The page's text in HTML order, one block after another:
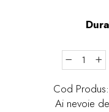
Cod Produs:
Ai nevoie